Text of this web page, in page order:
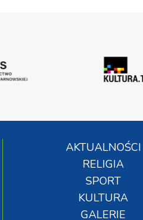
AKTUALNOŚCI
RELIGIA
SPORT
KULTURA
GALERIE